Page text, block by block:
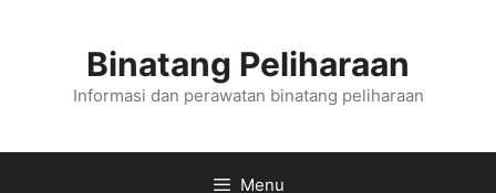
Binatang Peliharaan
Informasi dan perawatan binatang peliharaan
Menu